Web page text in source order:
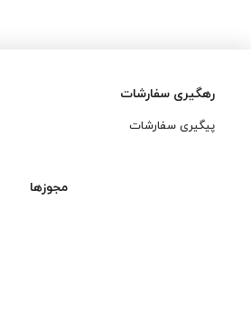
رهگیری سفارشات
پیگیری سفارشات
مجوزها